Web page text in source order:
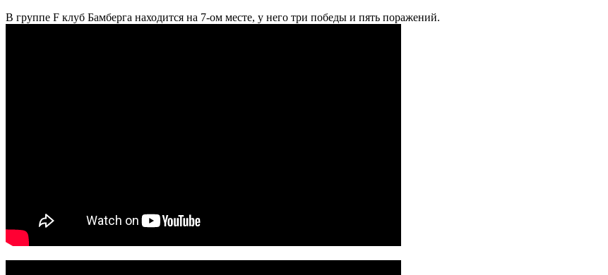
В группе F клуб Бамберга находится на 7-ом месте, у него три победы и пять поражений.